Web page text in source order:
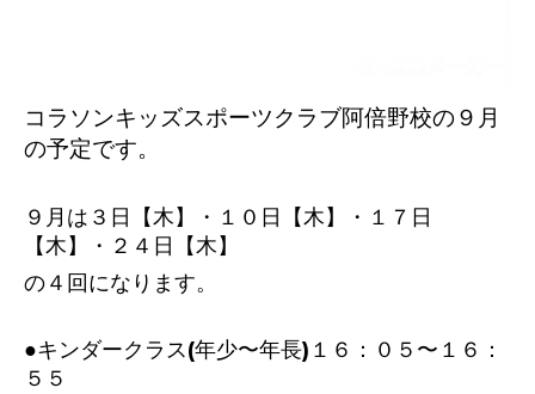
コラソンキッズスポーツクラブ阿倍野校の９ 月
の予定です。
９月は３日【木】・１０日【木】・１７日
【木】・２４日【木】
の４回になります。
●キンダークラス(年少〜年長)１６：０５〜１６：
５５